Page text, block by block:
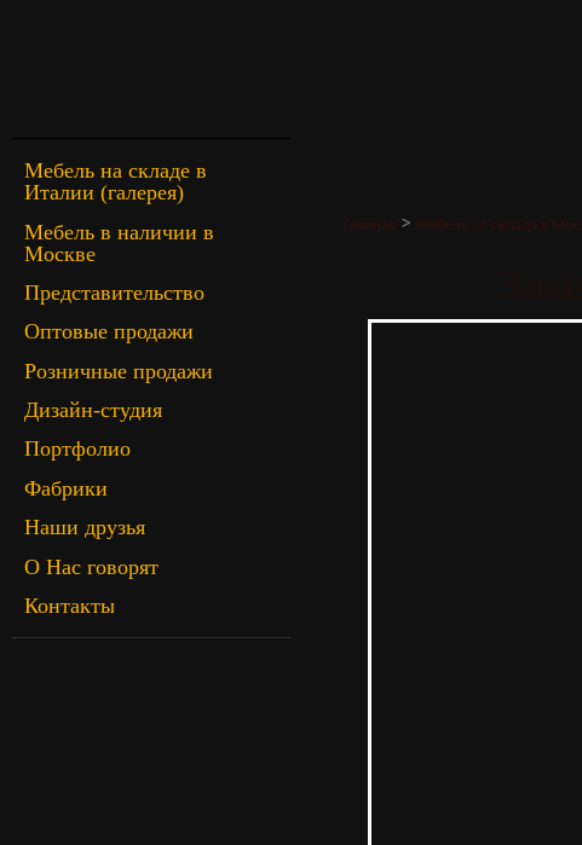
Мебель на складе в
Италии (галерея)
Мебель в наличии в
Москве
Представительство
Оптовые продажи
Розничные продажи
Дизайн-студия
Портфолио
Фабрики
Наши друзья
О Нас говорят
Контакты
Главная > Мебель со склада в